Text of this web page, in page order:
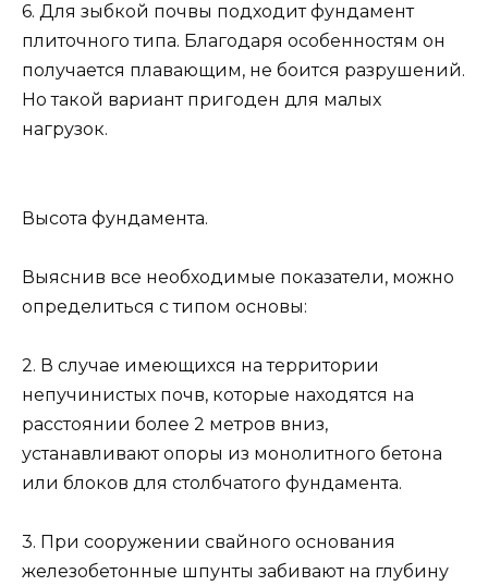
6. Для зыбкой почвы подходит фундамент
плиточного типа. Благодаря особенностям он
получается плавающим, не боится разрушений.
Но такой вариант пригоден для малых
нагрузок.
Высота фундамента.
Выяснив все необходимые показатели, можно
определиться с типом основы:
2. В случае имеющихся на территории
непучинистых почв, которые находятся на
расстоянии более 2 метров вниз,
устанавливают опоры из монолитного бетона
или блоков для столбчатого фундамента.
3. При сооружении свайного основания
железобетонные шпунты забивают на глубину